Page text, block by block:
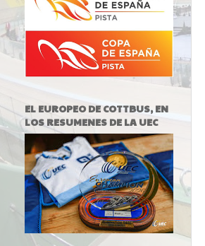
EL EUROPEO DE COTTBUS, EN
LOS RESUMENES DE LA UEC